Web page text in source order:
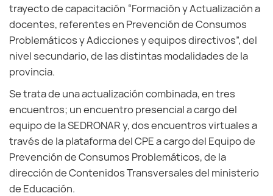
trayecto de capacitación “Formación y Actualización a
docentes, referentes en Prevención de Consumos
Problemáticos y Adicciones y equipos directivos”, del
nivel secundario, de las distintas modalidades de la
provincia.
Se trata de una actualización combinada, en tres
encuentros; un encuentro presencial a cargo del
equipo de la SEDRONAR y, dos encuentros virtuales a
través de la plataforma del CPE a cargo del Equipo de
Prevención de Consumos Problemáticos, de la
dirección de Contenidos Transversales del ministerio
de Educación.